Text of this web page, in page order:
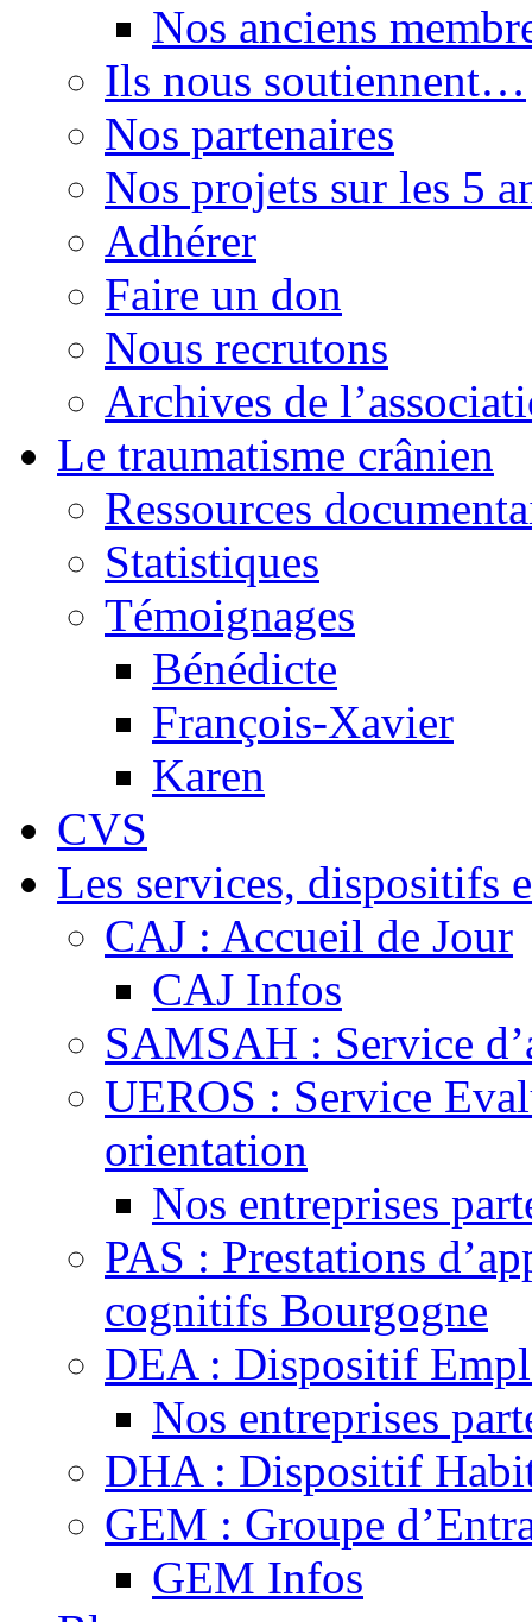
Nos anciens
Ils nous soutiennent…
Nos partenaires
Nos projets sur les 5
Adhérer
Faire un don
Nous recrutons
Archives de
Le traumatisme crânien
Ressources
Statistiques
Témoignages
Bénédicte
François-Xavier
Karen
CVS
Les services, dispositifs
CAJ : Accueil de Jour
CAJ Infos
SAMSAH : Service
UEROS : Service
orientation
Nos entreprises
PAS : Prestations
cognitifs Bourgogne
DEA : Dispositif
Nos entreprises
DHA : Dispositif
GEM : Groupe
GEM Infos